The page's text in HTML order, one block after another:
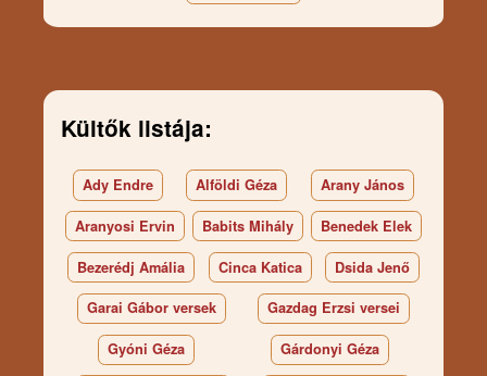
Kültők listája:
Ady Endre Alföldi Géza Arany János
Aranyosi Ervin Babits Mihály Benedek Elek
Bezerédj Amália Cinca Katica Dsida Jenő
Garai Gábor versek Gazdag Erzsi versei
Gyóni Géza Gárdonyi Géza